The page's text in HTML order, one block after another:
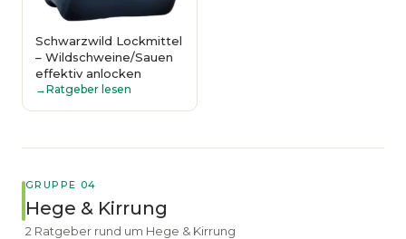
Schwarzwild Lockmittel
– Wildschweine/Sauen
effektiv anlocken
Ratgeber lesen
GRUPPE 04
Hege & Kirrung
2 Ratgeber rund um Hege & Kirrung